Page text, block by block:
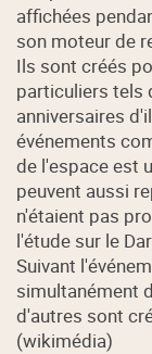
affichées
son moteur de
Ils sont créés
particuliers tels
anniversaires
événements
de l'espace est
peuvent aussi
n'étaient pas
l'étude sur le
Suivant
simultanément
d'autres sont
(wikimédia)